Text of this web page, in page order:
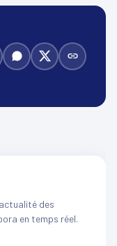
des
en temps réel.